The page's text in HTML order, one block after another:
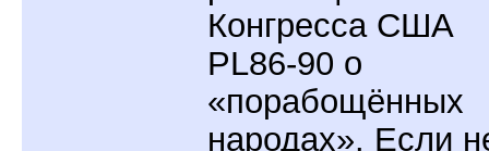
Конгресса США
PL86-90 о
«порабощённых
народах». Если